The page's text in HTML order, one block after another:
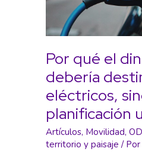
vulnerable”
un
climático
que
ha
causado
ya
daños
generalizados
Por qué el
debería
eléctricos,
planificación
Artículos, Movilidad,
territorio y paisaje / Por